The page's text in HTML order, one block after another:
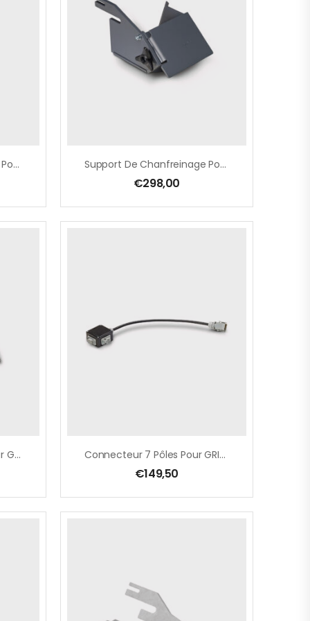
Support De Chanfreinage Pour La Préparation Du Cordon De Soudure Pour GRIT GI/GIS 75 Support De Chanfreinage Pour La Préparation Du Cordon De Soudure Pour GRIT GI/GIS 150
€298,00
Manchon D’aspiration Pour GRIT GIR Connecteur 7 Pôles Pour GRIT GI 75/GIBE/GXC
€149,50